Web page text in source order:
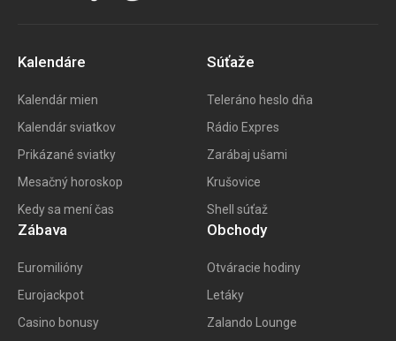
Kalendáre
Kalendár mien
Kalendár sviatkov
Prikázané sviatky
Mesačný horoskop
Kedy sa mení čas
Súťaže
Teleráno heslo dňa
Rádio Expres
Zarábaj ušami
Krušovice
Shell súťaž
Zábava
Euromilióny
Eurojackpot
Casino bonusy
Obchody
Otváracie hodiny
Letáky
Zalando Lounge